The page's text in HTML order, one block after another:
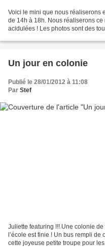
Voici le mini que nous réaliserons
de 14h à 18h. Nous réaliserons
acidulées ! Les photos sont des
Un jour en colonie
Publié le 28/01/2012 à 11:08
Par Stef
Juliette featuring !!! Une colonie
l’école est finie ! Un bus rempli de
cette joyeuse petite troupe pour